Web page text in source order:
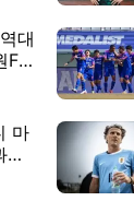
대
FC
마
국